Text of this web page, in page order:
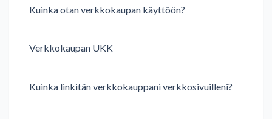
Kuinka otan verkkokaupan käyttöön?
Verkkokaupan UKK
Kuinka linkitän verkkokauppani verkkosivuilleni?